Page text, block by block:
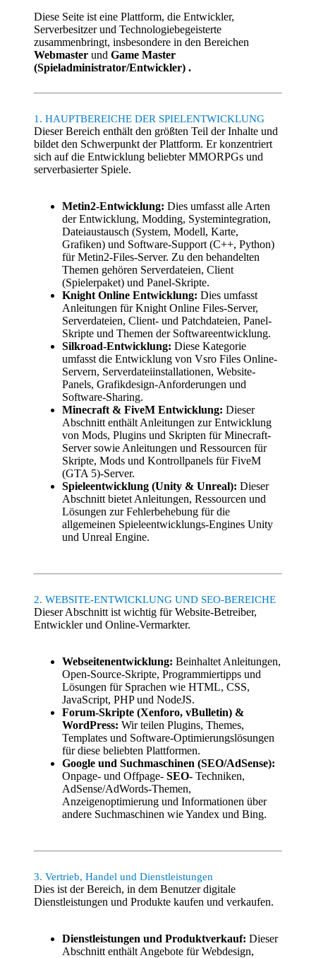
Diese Seite ist eine Plattform, die Entwickler,
Serverbesitzer und Technologiebegeisterte
zusammenbringt, insbesondere in den Bereichen
Webmaster und Game Master
(Spieladministrator/Entwickler) .
1. HAUPTBEREICHE DER SPIELENTWICKLUNG
Dieser Bereich enthält den größten Teil der Inhalte und
bildet den Schwerpunkt der Plattform. Er konzentriert
sich auf die Entwicklung beliebter MMORPGs und
serverbasierter Spiele.
Metin2-Entwicklung: Dies umfasst alle Arten
der Entwicklung, Modding, Systemintegration,
Dateiaustausch (System, Modell, Karte,
Grafiken) und Software-Support (C++, Python)
für Metin2-Files-Server. Zu den behandelten
Themen gehören Serverdateien, Client
(Spielerpaket) und Panel-Skripte.
Knight Online Entwicklung: Dies umfasst
Anleitungen für Knight Online Files-Server,
Serverdateien, Client- und Patchdateien, Panel-
Skripte und Themen der Softwareentwicklung.
Silkroad-Entwicklung: Diese Kategorie
umfasst die Entwicklung von Vsro Files Online-
Servern, Serverdateiinstallationen, Website-
Panels, Grafikdesign-Anforderungen und
Software-Sharing.
Minecraft & FiveM Entwicklung: Dieser
Abschnitt enthält Anleitungen zur Entwicklung
von Mods, Plugins und Skripten für Minecraft-
Server sowie Anleitungen und Ressourcen für
Skripte, Mods und Kontrollpanels für FiveM
(GTA 5)-Server.
Spieleentwicklung (Unity & Unreal): Dieser
Abschnitt bietet Anleitungen, Ressourcen und
Lösungen zur Fehlerbehebung für die
allgemeinen Spieleentwicklungs-Engines Unity
und Unreal Engine.
2. WEBSITE-ENTWICKLUNG UND SEO-BEREICHE
Dieser Abschnitt ist wichtig für Website-Betreiber,
Entwickler und Online-Vermarkter.
Webseitenentwicklung: Beinhaltet Anleitungen,
Open-Source-Skripte, Programmiertipps und
Lösungen für Sprachen wie HTML, CSS,
JavaScript, PHP und NodeJS.
Forum-Skripte (Xenforo, vBulletin) &
WordPress: Wir teilen Plugins, Themes,
Templates und Software-Optimierungslösungen
für diese beliebten Plattformen.
Google und Suchmaschinen (SEO/AdSense):
Onpage- und Offpage- SEO- Techniken,
AdSense/AdWords-Themen,
Anzeigenoptimierung und Informationen über
andere Suchmaschinen wie Yandex und Bing.
3. Vertrieb, Handel und Dienstleistungen
Dies ist der Bereich, in dem Benutzer digitale
Dienstleistungen und Produkte kaufen und verkaufen.
Dienstleistungen und Produktverkauf: Dieser
Abschnitt enthält Angebote für Webdesign,